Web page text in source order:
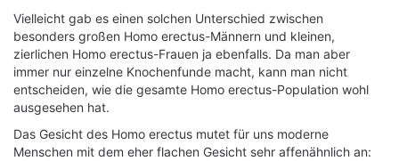
Vielleicht gab es einen solchen Unterschied zwischen
besonders großen Homo erectus-Männern und kleinen,
zierlichen Homo erectus-Frauen ja ebenfalls. Da man aber
immer nur einzelne Knochenfunde macht, kann man nicht
entscheiden, wie die gesamte Homo erectus-Population wohl
ausgesehen hat.
Das Gesicht des Homo erectus mutet für uns moderne
Menschen mit dem eher flachen Gesicht sehr affenähnlich an: